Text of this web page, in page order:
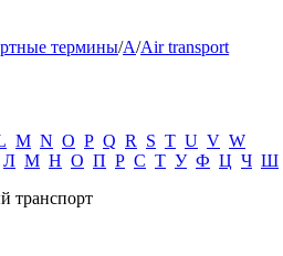
термины/A/Air transport
M N O P Q R S T U V W
Л М Н О П Р С Т У Ф Ц Ч Ш
транспорт